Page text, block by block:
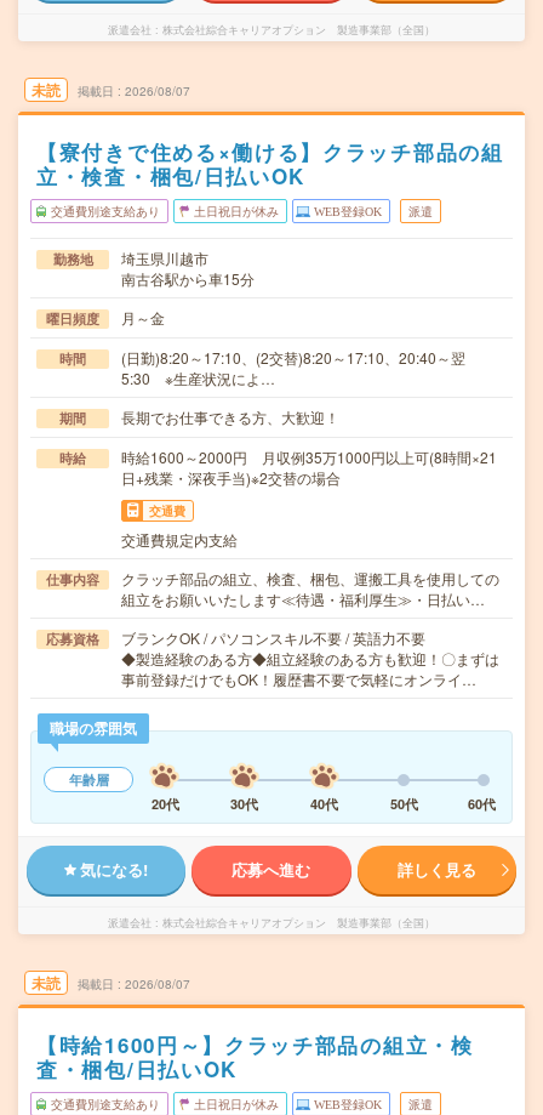
派遣会社 株式会社綜合キャリアオプション 製造事業部（全国）
未読 掲載日 2026/08/07
【寮付きで住める×働ける】クラッチ部品の組
立・検査・梱包/日払いOK
交通費別途支給あり 土日祝日が休み WEB登録OK 派遣
勤務地
埼玉県川越市
南古谷駅から車15分
曜日頻度 月～金
時間
(日勤)8:20～17:10、(2交替)8:20～17:10、20:40～翌
5:30 ※生産状況によ…
期間 長期でお仕事できる方、大歓迎！
時給
時給1600～2000円 月収例35万1000円以上可(8時間×21
日+残業・深夜手当)※2交替の場合
交通費
交通費規定内支給
仕事内容
クラッチ部品の組立、検査、梱包、運搬工具を使用しての
組立をお願いいたします≪待遇・福利厚生≫・日払い…
応募資格
ブランクOK / パソコンスキル不要 / 英語力不要
◆製造経験のある方◆組立経験のある方も歓迎！〇まずは
事前登録だけでもOK！履歴書不要で気軽にオンライ…
職場の雰囲気
年齢層
20代
30代 40代 50代 60代
気になる! 応募へ進む 詳しく見る
派遣会社 株式会社綜合キャリアオプション 製造事業部（全国）
未読 掲載日 2026/08/07
【時給1600円～】クラッチ部品の組立・検
査・梱包/日払いOK
交通費別途支給あり 土日祝日が休み WEB登録OK 派遣